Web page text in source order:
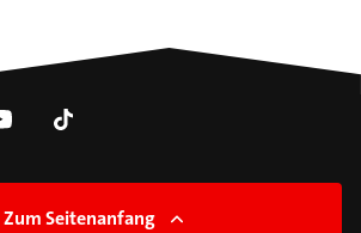
Zum Seitenanfang